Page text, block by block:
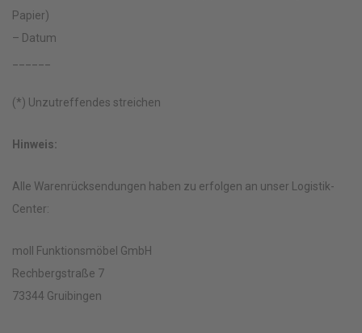
Papier)
– Datum
(*) Unzutreffendes streichen
Hinweis:
Alle Warenrücksendungen haben zu erfolgen an unser Logistik-
Center:
moll Funktionsmöbel GmbH
Rechbergstraße 7
73344 Gruibingen